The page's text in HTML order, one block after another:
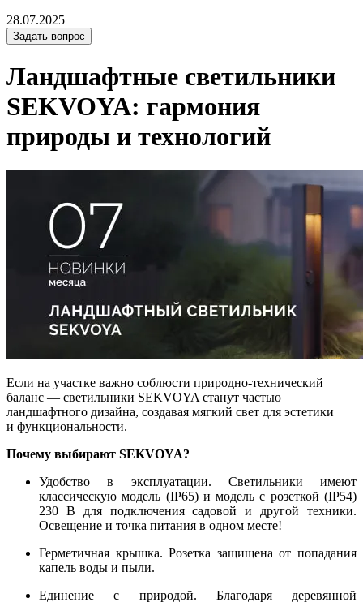
28.07.2025
Задать вопрос
Ландшафтные светильники
SEKVOYA: гармония
природы и технологий
Если на участке важно соблюсти природно-технический
баланс — светильники SEKVOYA станут частью
ландшафтного дизайна, создавая мягкий свет для эстетики
и функциональности.
Почему выбирают SEKVOYA?
Удобство в эксплуатации. Светильники имеют
классическую модель (IP65) и модель с розеткой (IP54)
230 В для подключения садовой и другой техники.
Освещение и точка питания в одном месте!
Герметичная крышка. Розетка защищена от попадания
капель воды и пыли.
Единение с природой. Благодаря деревянной